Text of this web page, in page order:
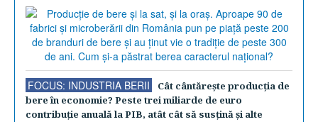
FOCUS: INDUSTRIA BERII
Cât cântăreşte producţia de
bere în economie? Peste trei miliarde de euro
contribuţie anuală la PIB, atât cât să susţină şi alte